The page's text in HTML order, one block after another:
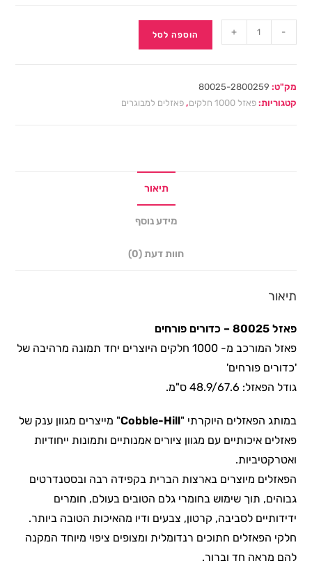
-
+ הוספה לסל
מק"ט: 80025-2800259
קטגוריות:פאזל 1000 חלקים ,פאזלים למבוגרים
תיאור
מידע נוסף
חוות דעת (0)
תיאור
פאזל 80025 – כדורים פורחים
פאזל המורכב מ- 1000 חלקים היוצרים יחד תמונה מרהיבה של
'כדורים פורחים'
גודל הפאזל: 48.9/67.6 ס"מ.
במותג הפאזלים היוקרתי "Cobble-Hill" מייצרים מגוון ענק של
פאזלים איכותיים עם מגוון ציורים אמנותיים ותמונות ייחודיות
ואטרקטיביות.
הפאזלים מיוצרים בארצות הברית בקפידה רבה ובסטנדרטים
גבוהים, תוך שימוש בחומרי גלם הטובים בעולם, חומרים
ידידותיים לסביבה, קרטון, צבעים ודיו מהאיכות הטובה ביותר.
חלקי הפאזלים חתוכים רנדומלית ומצופים ציפוי מיוחד המקנה
להם מראה חד וברור.